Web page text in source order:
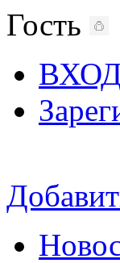
Гость